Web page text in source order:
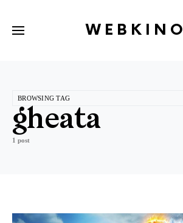
WEBKINO
BROWSING TAG
gheata
1 post